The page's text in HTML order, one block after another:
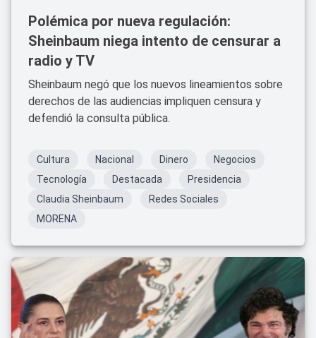
Polémica por nueva regulación:
Sheinbaum niega intento de censurar a
radio y TV
Sheinbaum negó que los nuevos lineamientos sobre
derechos de las audiencias impliquen censura y
defendió la consulta pública.
Cultura Nacional Dinero
Negocios
Tecnología
Destacada
Presidencia
Claudia Sheinbaum
Redes Sociales
MORENA